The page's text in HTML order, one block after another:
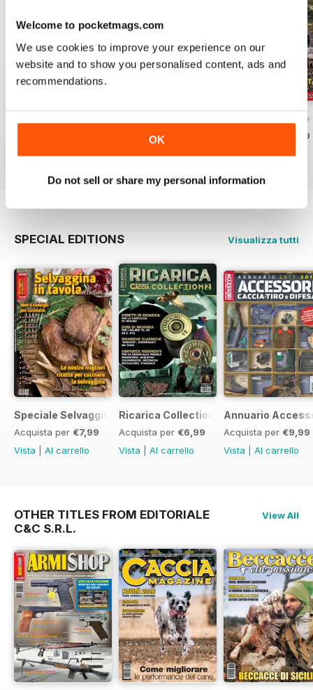
Welcome to pocketmags.com
We use cookies to improve your experience on our
website and to show you personalised content, ads and
recommendations.
OK
Do not sell or share my personal information
Vista|Al carrello
Acquista per
Vista|Al carrello
Caccia
€4,99
Vista|Al carrello
SPECIAL EDITIONS Visualizza tutti
Speciale Selvaggina in Tavola Collection
Acquista per €7,99
Vista
Al carrello
Ricarica Collection - 2
Acquista per €6,99
Vista
Al carrello
Annuario
Acquista per €9,99
Vista
Al carrello
OTHER TITLES FROM EDITORIALE
C&C S.R.L.
View All